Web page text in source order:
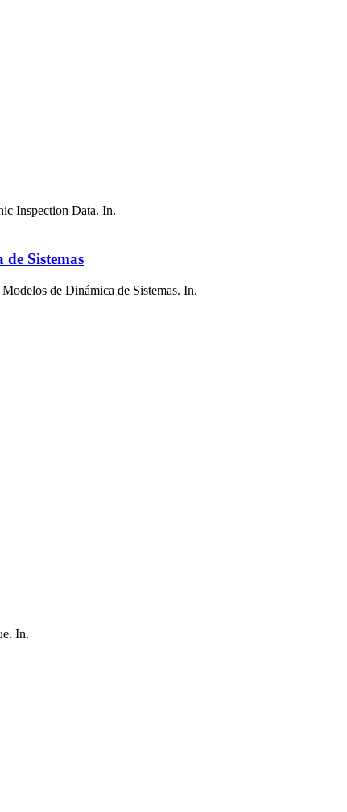
Inspection Data. In.
Sistemas
de Dinámica de Sistemas. In.
In.